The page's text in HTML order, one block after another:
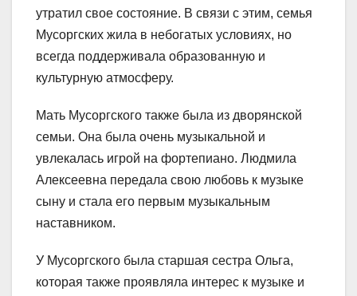
утратил свое состояние. В связи с этим, семья
Мусоргских жила в небогатых условиях, но
всегда поддерживала образованную и
культурную атмосферу.
Мать Мусоргского также была из дворянской
семьи. Она была очень музыкальной и
увлекалась игрой на фортепиано. Людмила
Алексеевна передала свою любовь к музыке
сыну и стала его первым музыкальным
наставником.
У Мусоргского была старшая сестра Ольга,
которая также проявляла интерес к музыке и